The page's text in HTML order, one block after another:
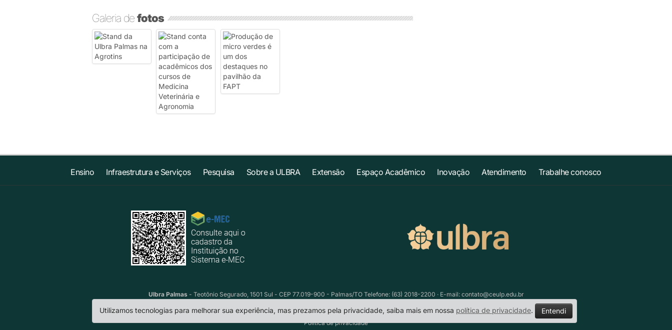
Galeria defotos
Ensino Infraestrutura e Serviços Pesquisa Sobre a ULBRA Extensão Espaço Acadêmico Inovação Atendimento Trabalhe conosco
Ulbra Palmas- Teotônio Segurado, 1501 Sul - CEP 77.019-900 - Palmas/TO Telefone: (63) 2018-2200 · E-mail: contato@ceulp.edu.br
Política de privacidade
Utilizamos tecnologias para melhorar sua experiência, mas prezamos pela privacidade, saiba mais em nossa política de privacidade. Entendi